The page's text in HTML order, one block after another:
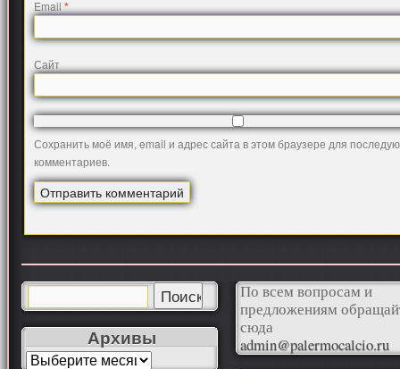
Email*
Сайт
Сохранить моё имя, email и адрес сайта в этом браузере для
комментариев.
Архивы
По всем вопросам и
предложениям
сюда
admin@palermocalcio.ru